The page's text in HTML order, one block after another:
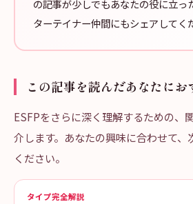
の記事が少しでもあなたの役に立っ
ターテイナー仲間にもシェアしてく
この記事を読んだあなたにお
ESFPをさらに深く理解するための、
介します。あなたの興味に合わせて、
ください。
タイプ完全解説